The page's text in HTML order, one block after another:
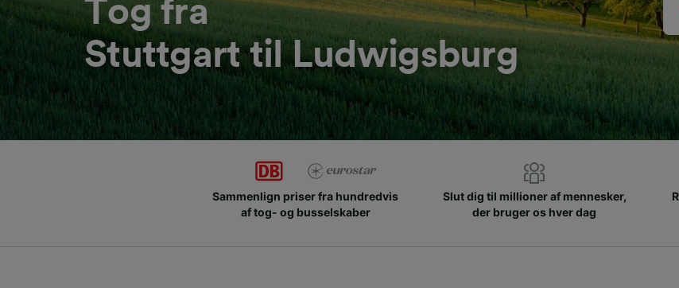
Tog fra
Stuttgart til Ludwigsburg
Sammenlign priser fra hundredvis
af tog- og busselskaber
Slut dig til millioner af mennesker,
der bruger os hver dag